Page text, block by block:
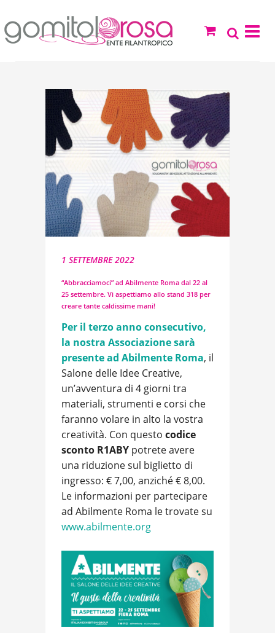
1 SETTEMBRE 2022
“Abbracciamoci” ad Abilmente Roma dal 22 al
25 settembre. Vi aspettiamo allo stand 318 per
creare tante caldissime mani!
Per il terzo anno consecutivo,
la nostra Associazione sarà
presente ad Abilmente Roma, il
Salone delle Idee Creative,
un’avventura di 4 giorni tra
materiali, strumenti e corsi che
faranno volare in alto la vostra
creatività. Con questo codice
sconto R1ABY potrete avere
una riduzione sul biglietto di
ingresso: € 7,00, anziché € 8,00.
Le informazioni per partecipare
ad Abilmente Roma le trovate su
www.abilmente.org